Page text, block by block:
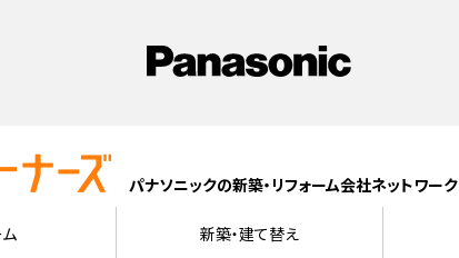
パナソニックの新築・リフォーム会社ネットワーク
新築・建て替え